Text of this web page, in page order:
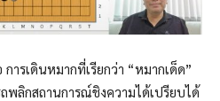
ารเดินหมากที่เรียกว่า “หมากเด็ด”
พลิกสถานการณ์ชิงความได้เปรียบได้